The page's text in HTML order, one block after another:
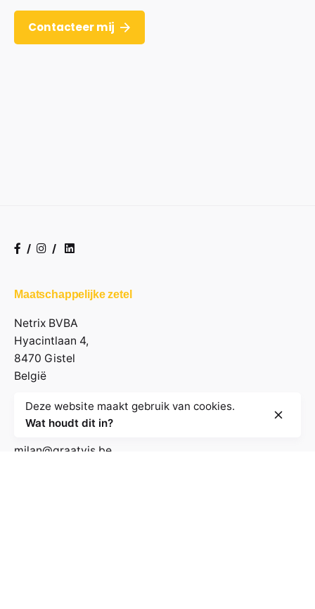
Contacteer mij
/ /
Maatschappelijke zetel
Netrix BVBA
Hyacintlaan 4,
8470 Gistel
België
Contactgegevens
milan@graatvis.be
Deze website maakt gebruik van cookies.
Wat houdt dit in?